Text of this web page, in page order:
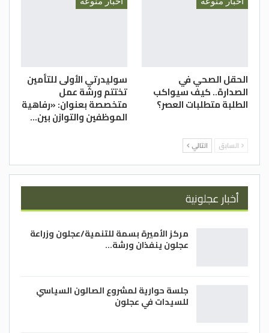
الحقل الصحي في
الصدارة.. كيف سيواكب
الطلبة متطلبات العصر؟
سوليدرتي الأولى للتأمين
تختتم ورشة عمل
متخصصة بعنوان: «رفاهية
الموظفين والتوازن بين…
السابق التالي
أخبار عجلونية
مركز الأميرة بسمة للتنمية/عجلون وزراعة
عجلون ينفذان ورشة…
جلسة حوارية لمشروع الصالون السياسي
للسيدات في عجلون